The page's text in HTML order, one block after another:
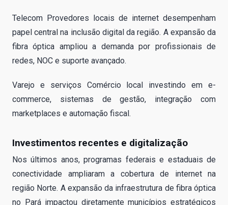
Telecom Provedores locais de internet desempenham
papel central na inclusão digital da região. A expansão da
fibra óptica ampliou a demanda por profissionais de
redes, NOC e suporte avançado.
Varejo e serviços Comércio local investindo em e-
commerce, sistemas de gestão, integração com
marketplaces e automação fiscal.
Investimentos recentes e digitalização
Nos últimos anos, programas federais e estaduais de
conectividade ampliaram a cobertura de internet na
região Norte. A expansão da infraestrutura de fibra óptica
no Pará impactou diretamente municípios estratégicos